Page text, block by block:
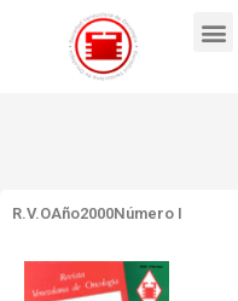
R.V.OAño2000Número I